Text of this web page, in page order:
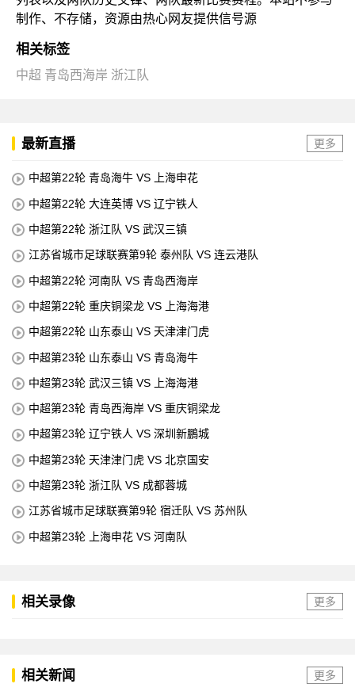
制作、不存储，资源由热心网友提供信号源
相关标签
中超 青岛西海岸 浙江队
最新直播 更多
中超第22轮 青岛海牛 VS 上海申花
中超第22轮 大连英博 VS 辽宁铁人
中超第22轮 浙江队 VS 武汉三镇
江苏省城市足球联赛第9轮 泰州队 VS 连云港队
中超第22轮 河南队 VS 青岛西海岸
中超第22轮 重庆铜梁龙 VS 上海海港
中超第22轮 山东泰山 VS 天津津门虎
中超第23轮 山东泰山 VS 青岛海牛
中超第23轮 武汉三镇 VS 上海海港
中超第23轮 青岛西海岸 VS 重庆铜梁龙
中超第23轮 辽宁铁人 VS 深圳新鵬城
中超第23轮 天津津门虎 VS 北京国安
中超第23轮 浙江队 VS 成都蓉城
江苏省城市足球联赛第9轮 宿迁队 VS 苏州队
中超第23轮 上海申花 VS 河南队
相关录像 更多
相关新闻 更多